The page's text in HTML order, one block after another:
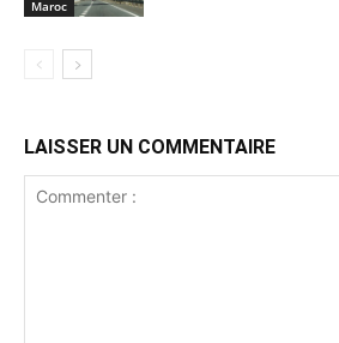
Maroc
LAISSER UN COMMENTAIRE